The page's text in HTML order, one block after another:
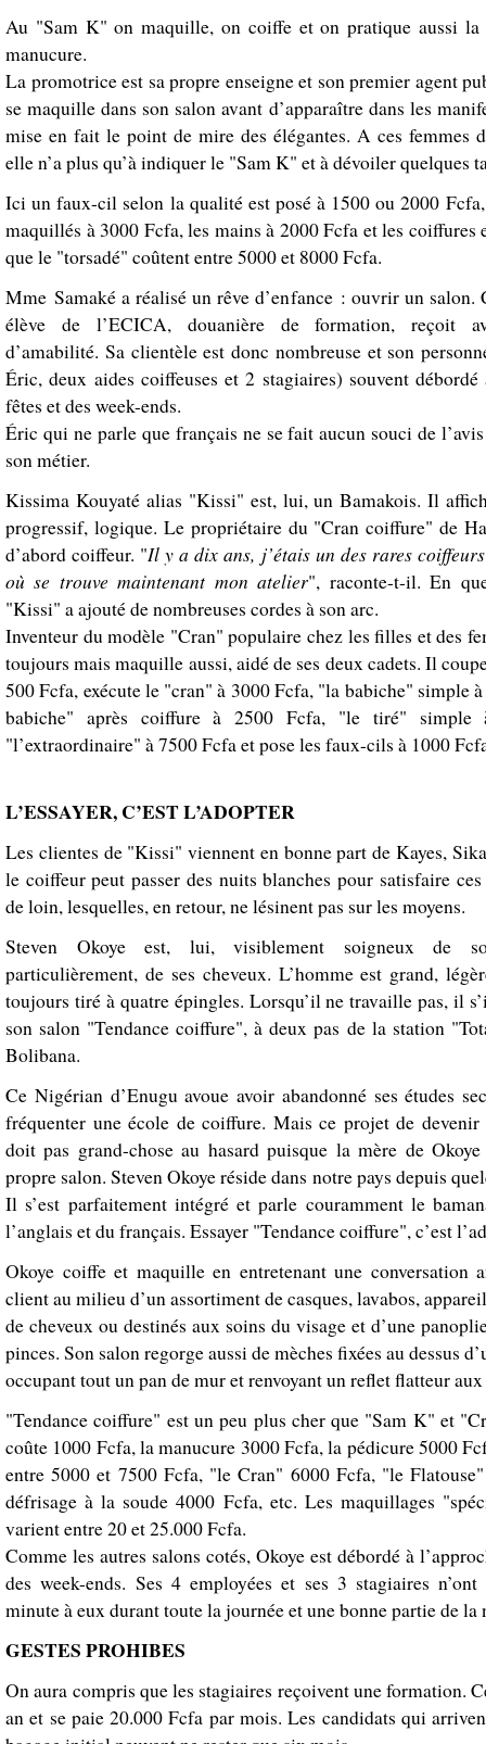
Au "Sam K" on maquille, on coiffe et on pratique aussi la
manucure.
La promotrice est sa propre enseigne et son premier agent
se maquille dans son salon avant d’apparaître dans les
mise en fait le point de mire des élégantes. A ces femmes
elle n’a plus qu’à indiquer le "Sam K" et à dévoiler quelques
Ici un faux-cil selon la qualité est posé à 1500 ou 2000
maquillés à 3000 Fcfa, les mains à 2000 Fcfa et les coiffures
que le "torsadé" coûtent entre 5000 et 8000 Fcfa.
Mme Samaké a réalisé un rêve d’enfance : ouvrir un salon.
élève de l’ECICA, douanière de formation, reçoit
d’amabilité. Sa clientèle est donc nombreuse et son
Éric, deux aides coiffeuses et 2 stagiaires) souvent
fêtes et des week-ends.
Éric qui ne parle que français ne se fait aucun souci de
son métier.
Kissima Kouyaté alias "Kissi" est, lui, un Bamakois. Il
progressif, logique. Le propriétaire du "Cran coiffure" de
d’abord coiffeur. "Il y a dix ans, j’étais un des rares
où se trouve maintenant mon atelier", raconte-t-il. En
"Kissi" a ajouté de nombreuses cordes à son arc.
Inventeur du modèle "Cran" populaire chez les filles et des
toujours mais maquille aussi, aidé de ses deux cadets. Il
500 Fcfa, exécute le "cran" à 3000 Fcfa, "la babiche" simple
babiche" après coiffure à 2500 Fcfa, "le tiré" simple
"l’extraordinaire" à 7500 Fcfa et pose les faux-cils à 1000
L’ESSAYER, C’EST L’ADOPTER
Les clientes de "Kissi" viennent en bonne part de Kayes,
le coiffeur peut passer des nuits blanches pour satisfaire ces
de loin, lesquelles, en retour, ne lésinent pas sur les moyens.
Steven Okoye est, lui, visiblement soigneux de
particulièrement, de ses cheveux. L’homme est grand,
toujours tiré à quatre épingles. Lorsqu’il ne travaille pas, il
son salon "Tendance coiffure", à deux pas de la station
Bolibana.
Ce Nigérian d’Enugu avoue avoir abandonné ses études
fréquenter une école de coiffure. Mais ce projet de
doit pas grand-chose au hasard puisque la mère de
propre salon. Steven Okoye réside dans notre pays depuis
Il s’est parfaitement intégré et parle couramment le
l’anglais et du français. Essayer "Tendance coiffure", c’est
Okoye coiffe et maquille en entretenant une conversation
client au milieu d’un assortiment de casques, lavabos,
de cheveux ou destinés aux soins du visage et d’une
pinces. Son salon regorge aussi de mèches fixées au dessus
occupant tout un pan de mur et renvoyant un reflet flatteur
"Tendance coiffure" est un peu plus cher que "Sam K" et
coûte 1000 Fcfa, la manucure 3000 Fcfa, la pédicure 5000
entre 5000 et 7500 Fcfa, "le Cran" 6000 Fcfa, "le
défrisage à la soude 4000 Fcfa, etc. Les maquillages
varient entre 20 et 25.000 Fcfa.
Comme les autres salons cotés, Okoye est débordé à
des week-ends. Ses 4 employées et ses 3 stagiaires
minute à eux durant toute la journée et une bonne partie de la
GESTES PROHIBES
On aura compris que les stagiaires reçoivent une formation.
an et se paie 20.000 Fcfa par mois. Les candidats qui